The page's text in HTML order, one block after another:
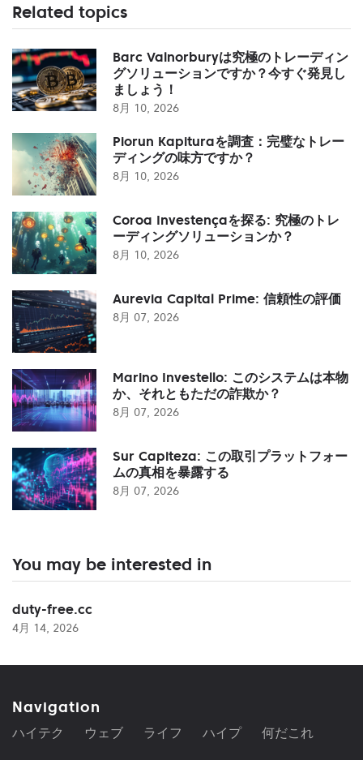
Related topics
Barc Valnorburyは究極のトレーディン
グソリューションですか？今すぐ発見し
ましょう！
8月 10, 2026
Piorun Kapituraを調査：完璧なトレー
ディングの味方ですか？
8月 10, 2026
Coroa Investençaを探る: 究極のトレ
ーディングソリューションか？
8月 10, 2026
Aurevia Capital Prime: 信頼性の評価
8月 07, 2026
Marino Investello: このシステムは本物
か、それともただの詐欺か？
8月 07, 2026
Sur Capiteza: この取引プラットフォー
ムの真相を暴露する
8月 07, 2026
You may be interested in
duty-free.cc
4月 14, 2026
Navigation
ハイテク ウェブ ライフ ハイプ 何だこれ